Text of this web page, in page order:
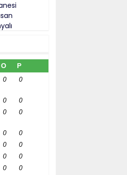
O P
0 0
0
0
0 0
0
0
0
0
0
0
0
0